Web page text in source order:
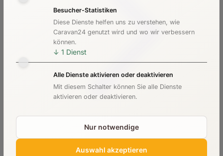
Besucher-Statistiken
Diese Dienste helfen uns zu verstehen, wie
Caravan24 genutzt wird und wo wir verbessern
können.
↓ 1 Dienst
Alle Dienste aktivieren oder deaktivieren
Mit diesem Schalter können Sie alle Dienste
aktivieren oder deaktivieren.
Nur notwendige
Auswahl akzeptieren